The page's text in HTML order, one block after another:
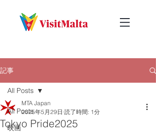
記事
All Posts
映画
All Posts
Tokyo Pride2025
MTA Japan
2025年5月29日 読了時間: 1分